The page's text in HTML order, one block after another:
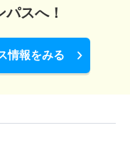
スへ！
情報をみる